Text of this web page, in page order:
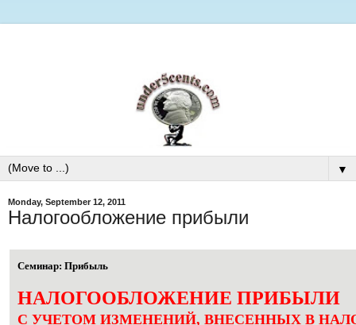
▼
Monday, September 12, 2011
Налогообложение пpибыли
Cеминар: Пpибыль
НAЛOГООБЛОЖЕНИЕ ПPИБЫЛИ
C УЧЕТOМ ИЗМEНEНИЙ, BНEСЕННЫХ B